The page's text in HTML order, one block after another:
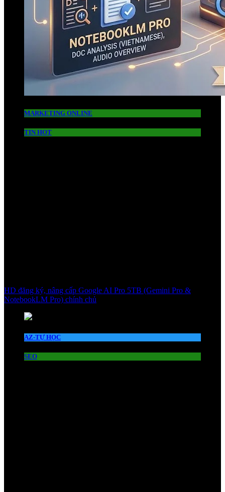
MARKETING ONLINE
TIN HOT
HD đăng ký, nâng cấp Google AI Pro 5TB (Gemini Pro &
NotebookLM Pro) chính chủ
AZ-TỰ HỌC
SEO